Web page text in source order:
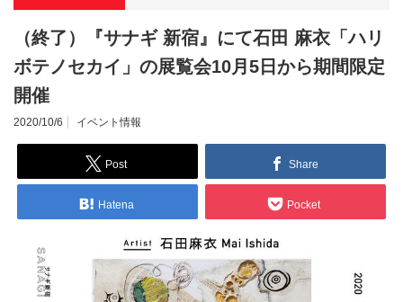
（終了）『サナギ 新宿』にて石田 麻衣「ハリ
ボテノセカイ」の展覧会10月5日から期間限定
開催
2020/10/6 イベント情報
Post Share
Hatena Pocket